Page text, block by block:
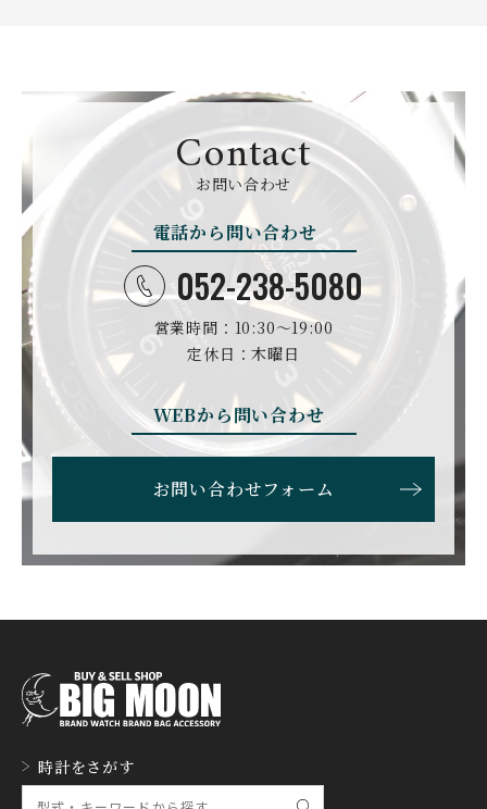
BELL＆ROSS
ベル＆ロス
SINN
CARTIER CHANEL
シャネル
CHOPARD
ショパール
SEIKO
セイコー
GLASHUTTE ORIGINA
グラスヒュッテ・オリジ
CHRONOSWISS
クロノスイス
ALAIN SILBERSTEIN
アラン・シルベスタイン
CITIZEN
シチズン
BAMFORD LONDON
バンフォード・ロンドン
BAUME&MERCIER
ボーム＆メルシエ
BEAUBLEU BELL＆ROSS
BLANCPAIN
ブランパン
BOLDR Supply Compan
y
ンパニー
BREGUET
ブレゲ
BREITLING
ブライトリング
BRUNO SOHNLE Glash
utte
ブルーノ・ゾンレー・ グ
ラスヒュッテ
BVLGARI
ブルガリ
CARL F. BUCHERER
カール F. ブヘラ
CARTIER
カルティエ
CASIO CEDRIC JOHNER
CHANEL
シャネル
クリストファー・ウォー
ド
Contact
お問い合わせ
電話から問い合わせ
052-238-5080
営業時間：10:30〜19:00
定休日：木曜日
WEBから問い合わせ
お問い合わせフォーム
時計をさがす